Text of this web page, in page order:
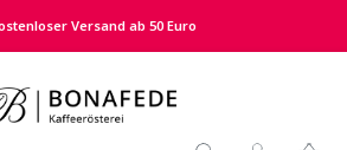
Versand ab 50 Euro